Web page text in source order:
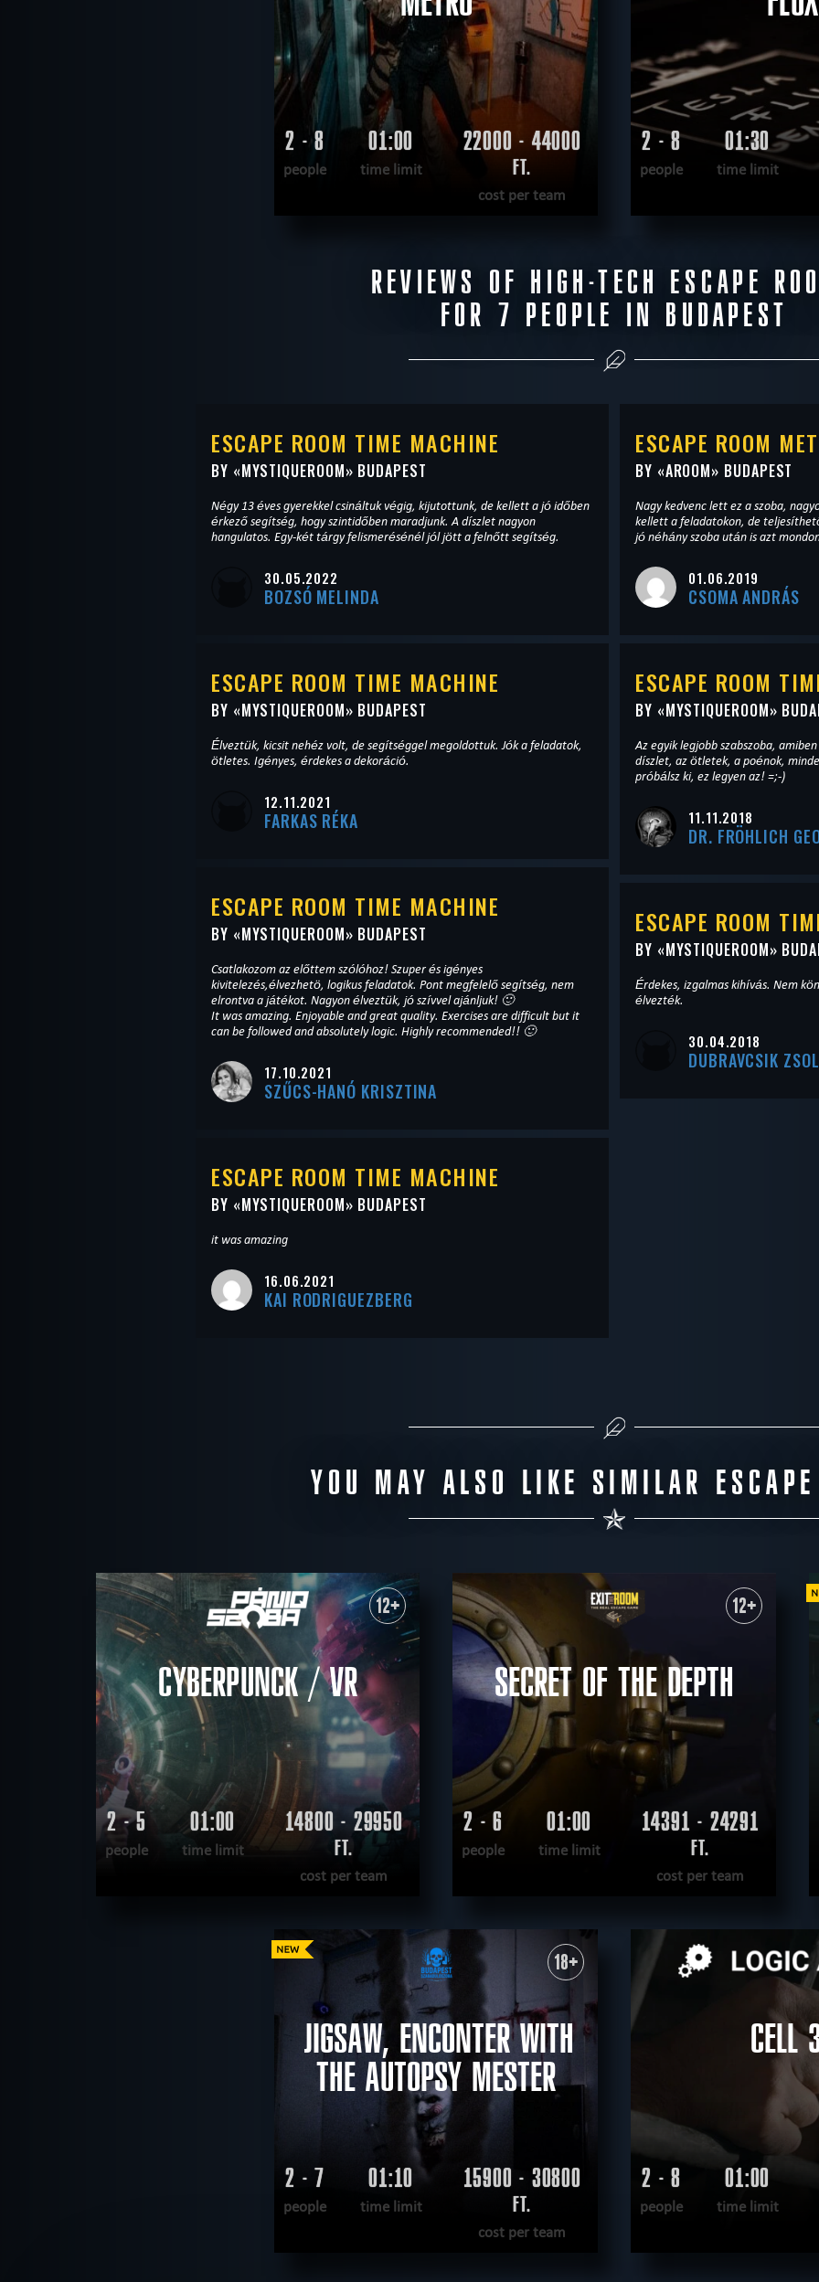
2 - 8
people
01:00
time limit
22000 - 44000
FT.
cost per team
WANT TO ESCAPE | COMPLETED
2 - 8
people
01:30
time limit
WANT TO ESCAPE |
REVIEWS OF HIGH-TECH ESCAPE
FOR 7 PEOPLE IN BUDAPEST
ESCAPE ROOM TIME MACHINE
BY «MYSTIQUEROOM» BUDAPEST
Négy 13 éves gyerekkel csináltuk végig, kijutottunk, de kellett a jó időben
érkező segítség, hogy szintidőben maradjunk. A díszlet nagyon
hangulatos. Egy-két tárgy felismerésénél jól jött a felnőtt segítség.
30.05.2022
BOZSÓ MELINDA
ESCAPE ROOM TIME MACHINE
BY «MYSTIQUEROOM» BUDAPEST
Élveztük, kicsit nehéz volt, de segítséggel megoldottuk. Jók a feladatok,
ötletes. Igényes, érdekes a dekoráció.
12.11.2021
FARKAS RÉKA
ESCAPE ROOM TIME MACHINE
BY «MYSTIQUEROOM» BUDAPEST
Csatlakozom az előttem szólóhoz! Szuper és igényes
kivitelezés,élvezhetö, logikus feladatok. Pont megfelelő segítség, nem
elrontva a játékot. Nagyon élveztük, jó szívvel ajánljuk! 🙂
It was amazing. Enjoyable and great quality. Exercises are difficult but it
can be followed and absolutely logic. Highly recommended!! 🙂
17.10.2021
SZŰCS-HANÓ KRISZTINA
ESCAPE ROOM TIME MACHINE
BY «MYSTIQUEROOM» BUDAPEST
it was amazing
16.06.2021
KAI RODRIGUEZBERG
ESCAPE ROOM
BY «AROOM» BUDAPEST
Nagy kedvenc lett ez a szoba,
kellett a feladatokon, de
jó néhány szoba után is azt
01.06.2019
CSOMA ANDRÁS
ESCAPE ROOM
BY «MYSTIQUEROOM»
Az egyik legjobb szabszoba,
díszlet, az ötletek, a poénok,
próbálsz ki, ez legyen az! =;-)
11.11.2018
DR. FRÖHLICH
ESCAPE ROOM
BY «MYSTIQUEROOM»
Érdekes, izgalmas kihívás. Nem
élvezték.
30.04.2018
DUBRAVCSIK
YOU MAY ALSO LIKE SIMILAR
12+
CYBERPUNCK / VR
2 - 5
people
01:00
time limit
14800 - 29950
FT.
cost per team
COMPLETED
12+
SECRET OF THE DEPTH
2 - 6
people
01:00
time limit
14391 - 24291
FT.
cost per team
WANT TO ESCAPE COMPLETED
18+
JIGSAW, ENCONTER WITH
THE AUTOPSY MESTER
2 - 7
people
01:10
time limit
15900 - 30800
FT.
cost per team
CELL
2 - 8
people
01:00
time limit